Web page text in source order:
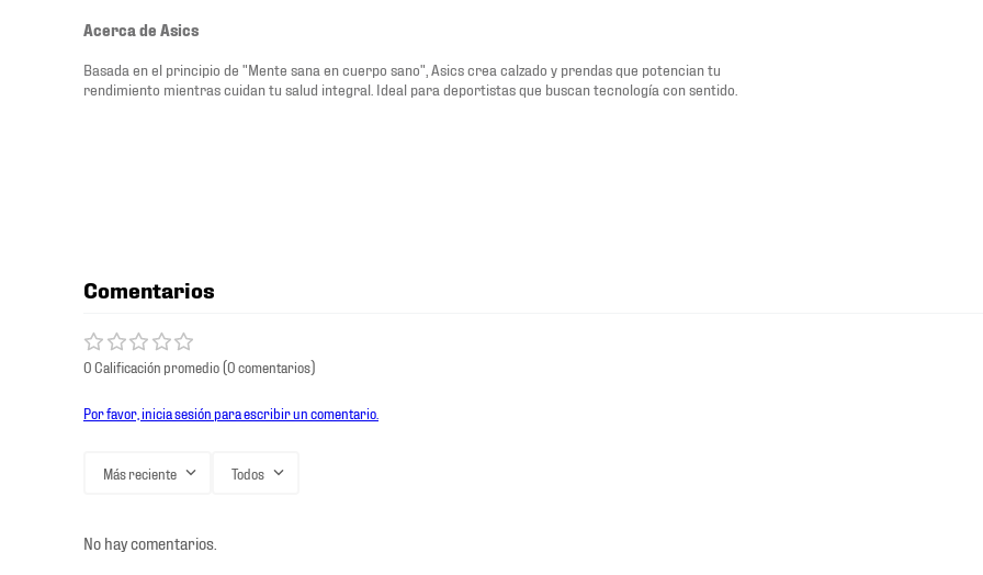
Acerca de Asics
Basada en el principio de "Mente sana en cuerpo sano", Asics crea calzado y prendas que potencian tu
rendimiento mientras cuidan tu salud integral. Ideal para deportistas que buscan tecnología con sentido.
Comentarios
0 Calificación promedio(0 comentarios)
Por favor, inicia sesión para escribir un comentario.
Más reciente Todos
No hay comentarios.